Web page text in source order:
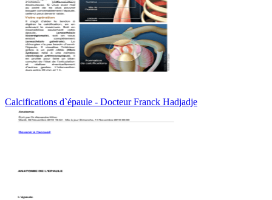
Calcifications d`épaule - Docteur Franck Hadjadje